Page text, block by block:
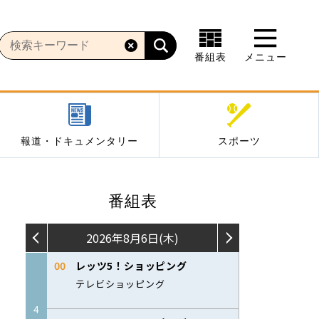
番組表 メニュー
報道・ドキュメンタリー スポーツ
番組表